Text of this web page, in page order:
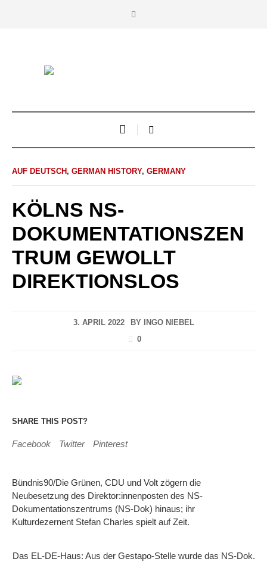
AUF DEUTSCH, GERMAN HISTORY, GERMANY
KÖLNS NS-
DOKUMENTATIONSZEN
TRUM GEWOLLT
DIREKTIONSLOS
3. APRIL 2022 BY INGO NIEBEL
0
SHARE THIS POST?
Facebook Twitter Pinterest
Bündnis90/Die Grünen, CDU und Volt zögern die
Neubesetzung des Direktor:innenposten des NS-
Dokumentationszentrums (NS-Dok) hinaus; ihr
Kulturdezernent Stefan Charles spielt auf Zeit.
Das EL-DE-Haus: Aus der Gestapo-Stelle wurde das NS-Dok.